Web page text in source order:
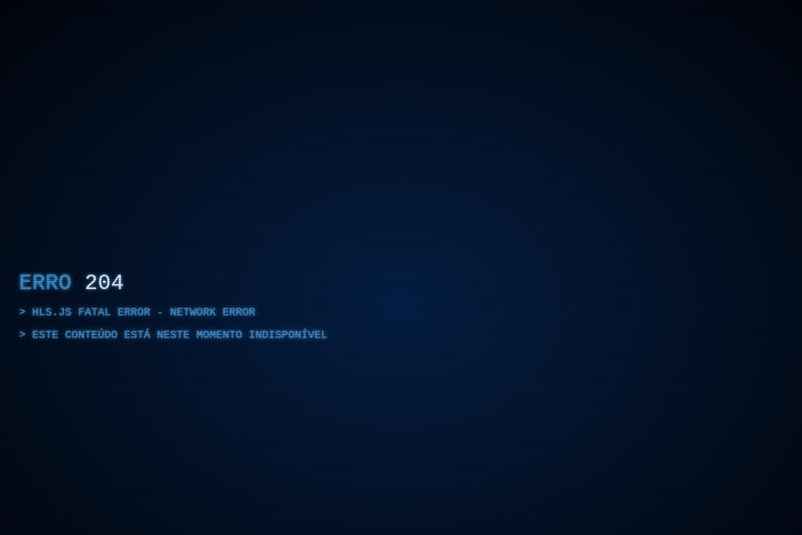
ERRO 204
HLS.JS FATAL ERROR - NETWORK ERROR
ESTE CONTEÚDO ESTÁ NESTE MOMENTO INDISPONÍVEL